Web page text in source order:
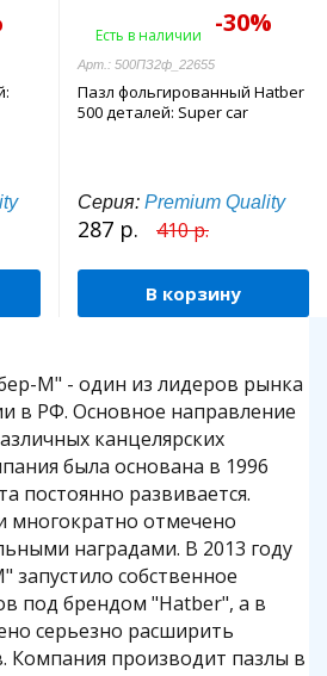
-30%
Есть в наличии
Арт.: 500ПЗ2ф_22655
Пазл фольгированный Hatber
500 деталей: Super car
Серия: Premium Quality
287 р. 410 р.
В корзину
М" - один из лидеров рынка
в РФ. Основное направление
канцелярских
была основана в 1996
постоянно развивается.
многократно отмечено
наградами. В 2013 году
запустило собственное
под брендом "Hatber", а в
серьезно расширить
Компания производит пазлы в